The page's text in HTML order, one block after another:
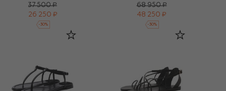
37 500 ₽
26 250 ₽
-30%
68 950 ₽
48 250 ₽
-30%